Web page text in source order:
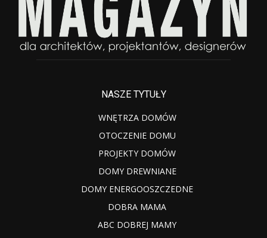
NASZE TYTUŁY
WNĘTRZA DOMÓW
OTOCZENIE DOMU
PROJEKTY DOMÓW
DOMY DREWNIANE
DOMY ENERGOOSZCZEDNE
DOBRA MAMA
ABC DOBREJ MAMY